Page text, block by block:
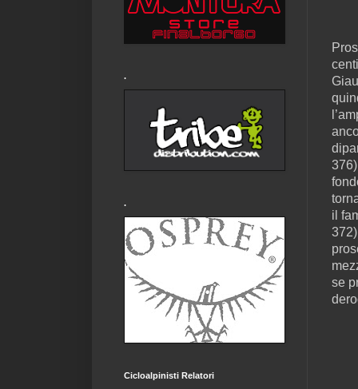
il
se
.
.
Cicloalpinisti Relatori